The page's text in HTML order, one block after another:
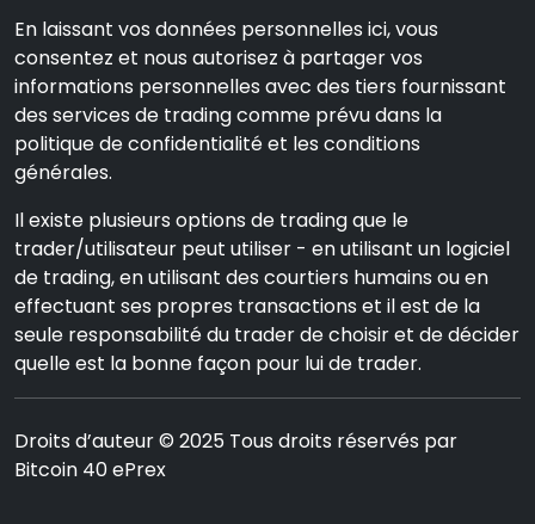
En laissant vos données personnelles ici, vous
consentez et nous autorisez à partager vos
informations personnelles avec des tiers fournissant
des services de trading comme prévu dans la
politique de confidentialité et les conditions
générales.
Il existe plusieurs options de trading que le
trader/utilisateur peut utiliser - en utilisant un logiciel
de trading, en utilisant des courtiers humains ou en
effectuant ses propres transactions et il est de la
seule responsabilité du trader de choisir et de décider
quelle est la bonne façon pour lui de trader.
Droits d’auteur © 2025 Tous droits réservés par
Bitcoin 40 ePrex